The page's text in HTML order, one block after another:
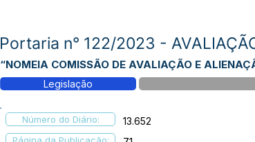
Portaria n° 122/2023 -
“NOMEIA COMISSÃO DE AVALIAÇÃO E
Legislação
Número do Diário: 13.652